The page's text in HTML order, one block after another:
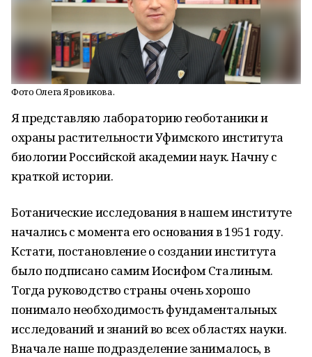
Фото Олега Яровикова.
Я представляю лабораторию геоботаники и
охраны растительности Уфимского института
биологии Российской академии наук. Начну с
краткой истории.
Ботанические исследования в нашем институте
начались с момента его основания в 1951 году.
Кстати, постановление о создании института
было подписано самим Иосифом Сталиным.
Тогда руководство страны очень хорошо
понимало необходимость фундаментальных
исследований и знаний во всех областях науки.
Вначале наше подразделение занималось, в